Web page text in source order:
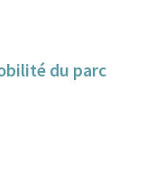
du parc